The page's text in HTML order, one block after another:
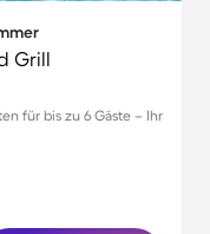
Grill
für bis zu 6 Gäste – Ihr